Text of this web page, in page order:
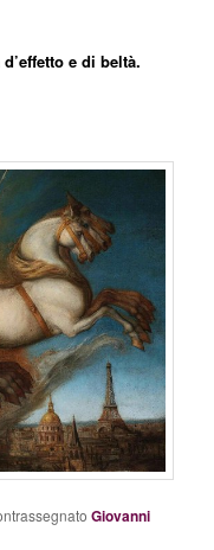
e di beltà.
Giovanni